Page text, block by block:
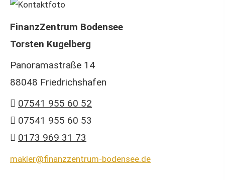
FinanzZentrum Bodensee
Torsten Kugelberg
Panoramastraße 14
88048 Friedrichshafen
07541 955 60 52
07541 955 60 53
0173 969 31 73
makler@finanzzentrum-bodensee.de